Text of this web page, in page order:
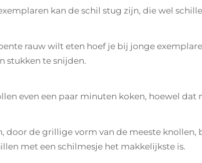
kan de schil stug zijn, die wel
rauw wilt eten hoef je bij jonge
stukken te snijden.
even een paar minuten koken, hoewel dat
door de grillige vorm van de meeste knollen,
met een schilmesje het makkelijkste is.